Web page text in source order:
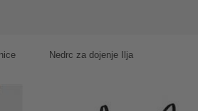
Nedrc za dojenje Ilja